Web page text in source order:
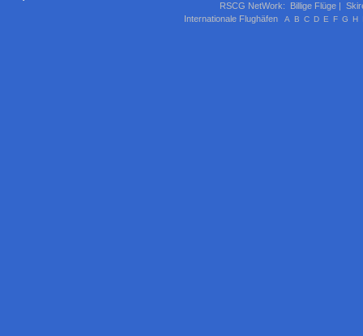
RSCG NetWork: Billige Flüge |
Internationale Flughäfen
A B C D E F G H